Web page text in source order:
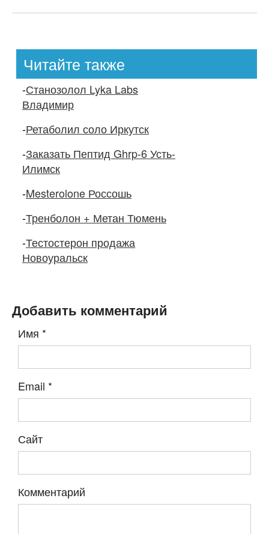
Читайте также
-Станозолол Lyka Labs
Владимир
-Ретаболил соло Иркутск
-Заказать Пептид Ghrp-6 Усть-
Илимск
-Mesterolone Россошь
-Тренболон + Метан Тюмень
-Тестостерон продажа
Новоуральск
Добавить комментарий
Имя *
Email *
Сайт
Комментарий